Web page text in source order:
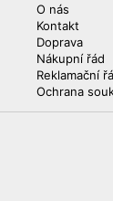
O nás
Kontakt
Doprava
Nákupní řád
Reklamační
Ochrana